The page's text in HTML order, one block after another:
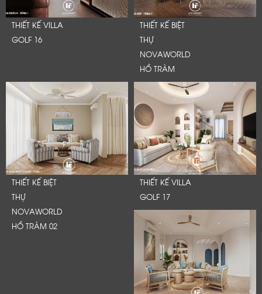
THIẾT KẾ VILLA
GOLF 16
THIẾT KẾ BIỆT
THỰ
NOVAWORLD
HỒ TRÀM
THIẾT KẾ BIỆT
THỰ
NOVAWORLD
HỒ TRÀM 02
THIẾT KẾ VILLA
GOLF 17